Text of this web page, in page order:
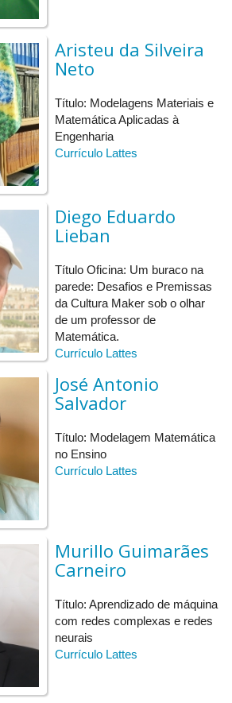
Aristeu da Silveira
Neto
Título: Modelagens Materiais e
Matemática Aplicadas à
Engenharia
Currículo Lattes
Diego Eduardo
Lieban
Título Oficina: Um buraco na
parede: Desafios e Premissas
da Cultura Maker sob o olhar
de um professor de
Matemática.
Currículo Lattes
José Antonio
Salvador
Título: Modelagem Matemática
no Ensino
Currículo Lattes
Murillo Guimarães
Carneiro
Título: Aprendizado de máquina
com redes complexas e redes
neurais
Currículo Lattes